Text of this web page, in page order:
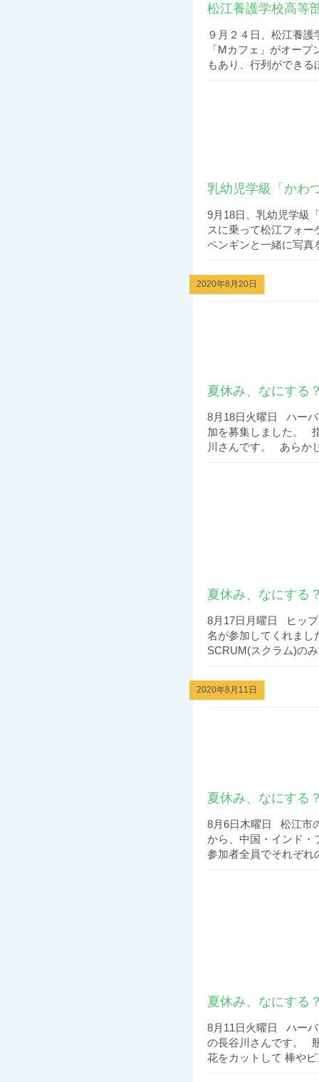
松江養護学校高等
９月２４日、松江養
「Mカフェ」がオー
もあり、行列ができ
乳幼児学級「かわ
9月18日、乳幼児学級
スに乗って松江フ
ペンギンと一緒に写真
2020年8月20日
夏休み、なにする
8月18日火曜日 ハー
加を募集しました。
川さんです。 あらか
夏休み、なにする
8月17日月曜日 ヒッ
名が参加してくれま
SCRUM(スクラム)の
2020年8月11日
夏休み、なにする
8月6日木曜日 松江市
から、中国・インド
参加者全員でそれぞれ
夏休み、なにする
8月11日火曜日 ハー
の長谷川さんです。
花をカットして 棒や